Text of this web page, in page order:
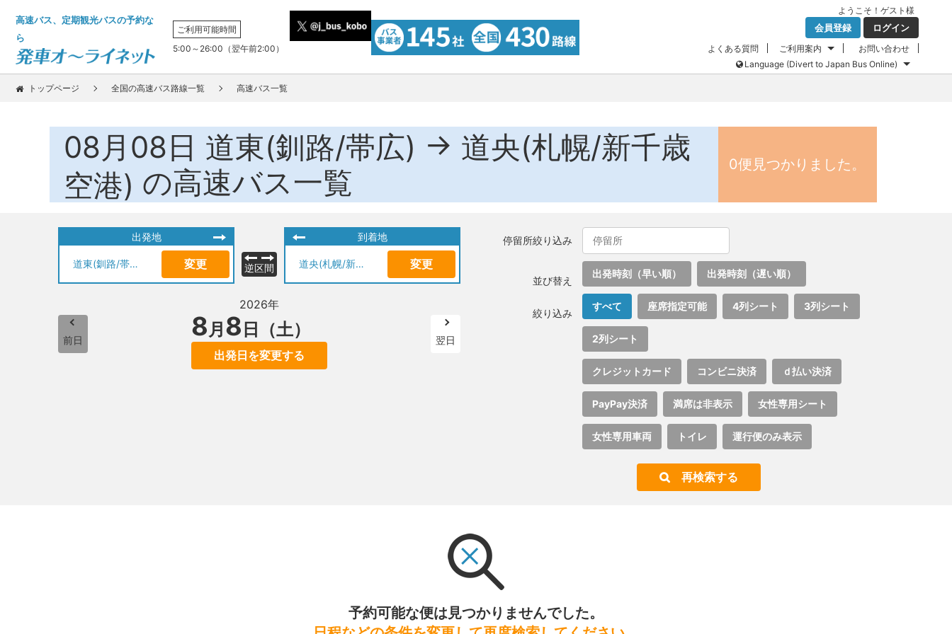
高速バス、定期観光バスの予約な
ら
ご利用可能時間
5:00～26:00（翌午前2:00）
ようこそ！ ゲスト 様
会員登録 ログイン
よくある質問 ご利用案内
お問い合わせ
Language (Divert to Japan Bus Online)
トップページ 全国の高速バス路線一覧 高速バス一覧
08月08日 道東(釧路/帯広) → 道央(札幌/新千歳
空港) の高速バス一覧 0便見つかりました。
出発地
道東(釧路/帯広) 変更 逆区間
到着地
道央(札幌/新千歳空港) 変更
前日
2026年
8月 8 日（土）
出発日を変更する
翌日
停留所絞り込み
並び替え
出発時刻（早い順） 出発時刻（遅い順）
絞り込み
すべて 座席指定可能 4列シート 3列シート
2列シート
クレジットカード コンビニ決済 ｄ払い決済
PayPay決済 満席は非表示 女性専用シート
女性専用車両 トイレ 運行便のみ表示
再検索する
予約可能な便は見つかりませんでした。